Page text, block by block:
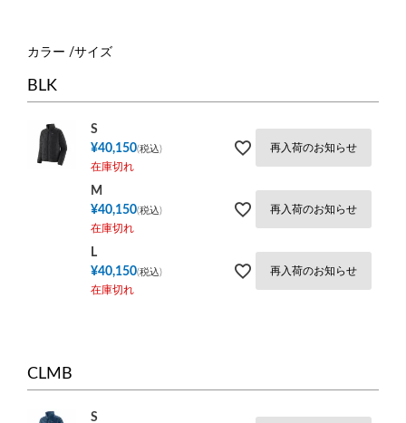
カラー サイズ
BLK
S
¥40,150 税込
在庫切れ
再入荷のお知らせ
M
¥40,150 税込
在庫切れ
再入荷のお知らせ
L
¥40,150 税込
在庫切れ
再入荷のお知らせ
CLMB
S